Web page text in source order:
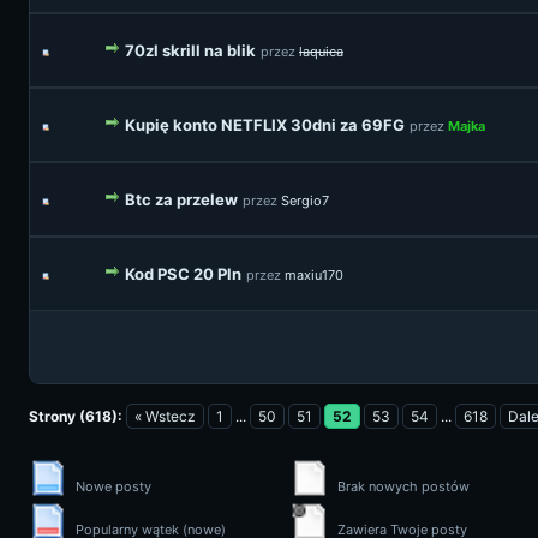
70zl skrill na blik przez laquica
Kupię konto NETFLIX 30dni za 69FG przez Majka
Btc za przelew przez Sergio7
Kod PSC 20 Pln przez maxiu170
Strony (618): « Wstecz 1 ... 50 51 52 53 54 ... 618
Nowe posty
Popularny wątek (nowe)
Brak nowych postów
Zawiera Twoje posty